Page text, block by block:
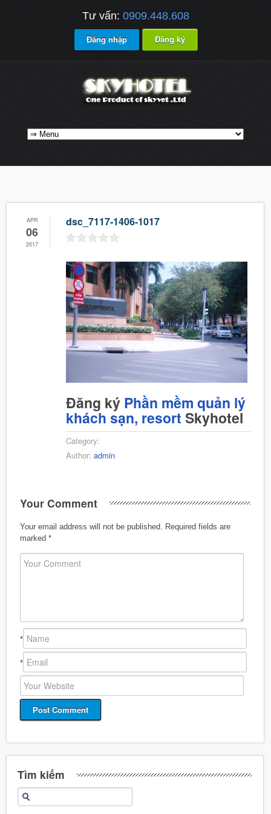
Tư vấn: 0909.448.608
Đăng nhập Đăng ký
APR
06
2017
dsc_7117-1406-1017
Đăng ký Phần mềm quản lý
khách sạn, resort Skyhotel
Category:
Author: admin
Your Comment
Your email address will not be published.
Required fields are
marked *
*
*
Tìm kiếm